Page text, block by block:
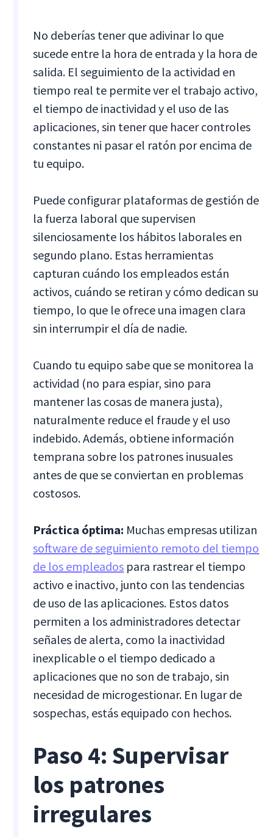
No deberías tener que adivinar lo que
sucede entre la hora de entrada y la hora de
salida. El seguimiento de la actividad en
tiempo real te permite ver el trabajo activo,
el tiempo de inactividad y el uso de las
aplicaciones, sin tener que hacer controles
constantes ni pasar el ratón por encima de
tu equipo.
Puede configurar plataformas de gestión de
la fuerza laboral que supervisen
silenciosamente los hábitos laborales en
segundo plano. Estas herramientas
capturan cuándo los empleados están
activos, cuándo se retiran y cómo dedican su
tiempo, lo que le ofrece una imagen clara
sin interrumpir el día de nadie.
Cuando tu equipo sabe que se monitorea la
actividad (no para espiar, sino para
mantener las cosas de manera justa),
naturalmente reduce el fraude y el uso
indebido. Además, obtiene información
temprana sobre los patrones inusuales
antes de que se conviertan en problemas
costosos.
Práctica óptima: Muchas empresas utilizan
software de seguimiento remoto del tiempo
de los empleados para rastrear el tiempo
activo e inactivo, junto con las tendencias
de uso de las aplicaciones. Estos datos
permiten a los administradores detectar
señales de alerta, como la inactividad
inexplicable o el tiempo dedicado a
aplicaciones que no son de trabajo, sin
necesidad de microgestionar. En lugar de
sospechas, estás equipado con hechos.
Paso 4: Supervisar
los patrones
irregulares